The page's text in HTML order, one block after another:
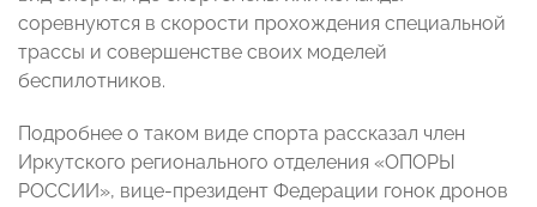
соревнуются в скорости прохождения специальной
трассы и совершенстве своих моделей
беспилотников.
Подробнее о таком виде спорта рассказал член
Иркутского регионального отделения «ОПОРЫ
РОССИИ», вице-президент Федерации гонок дронов